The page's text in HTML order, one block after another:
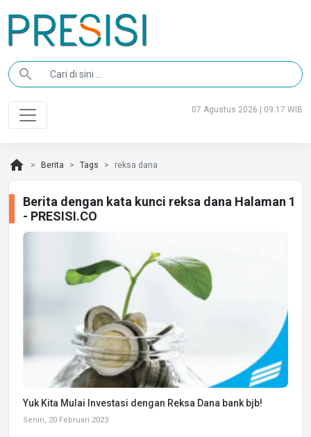
search
07 Agustus 2026 | 09:17 WIB
home Berita Tags reksa dana
Berita dengan kata kunci reksa dana Halaman 1
- PRESISI.CO
Yuk Kita Mulai Investasi dengan Reksa Dana bank bjb!
Senin, 20 Februari 2023